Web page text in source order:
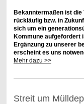
Bekanntermaßen ist
rückläufig bzw. in
sich um ein
Kommune aufgefordert
Ergänzung zu unserer
erscheint es uns
Mehr dazu >>
Streit um